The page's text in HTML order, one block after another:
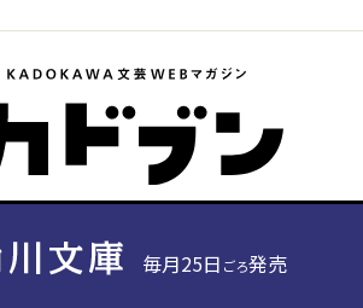
毎月25日 ごろ発売